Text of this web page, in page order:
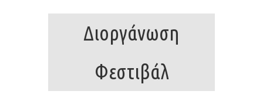
Διοργάνωση
Φεστιβάλ